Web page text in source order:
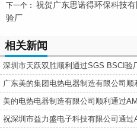
下一个： 祝贺广东思诺得环保科技
验厂
相关新闻
深圳市天跃双胜顺利通过SGS BSCI验
广东美的集团电热电器制造有限公司
美的电热电器制造有限公司顺利通过
厂
祝深圳市益力盛电子科技有限公司通